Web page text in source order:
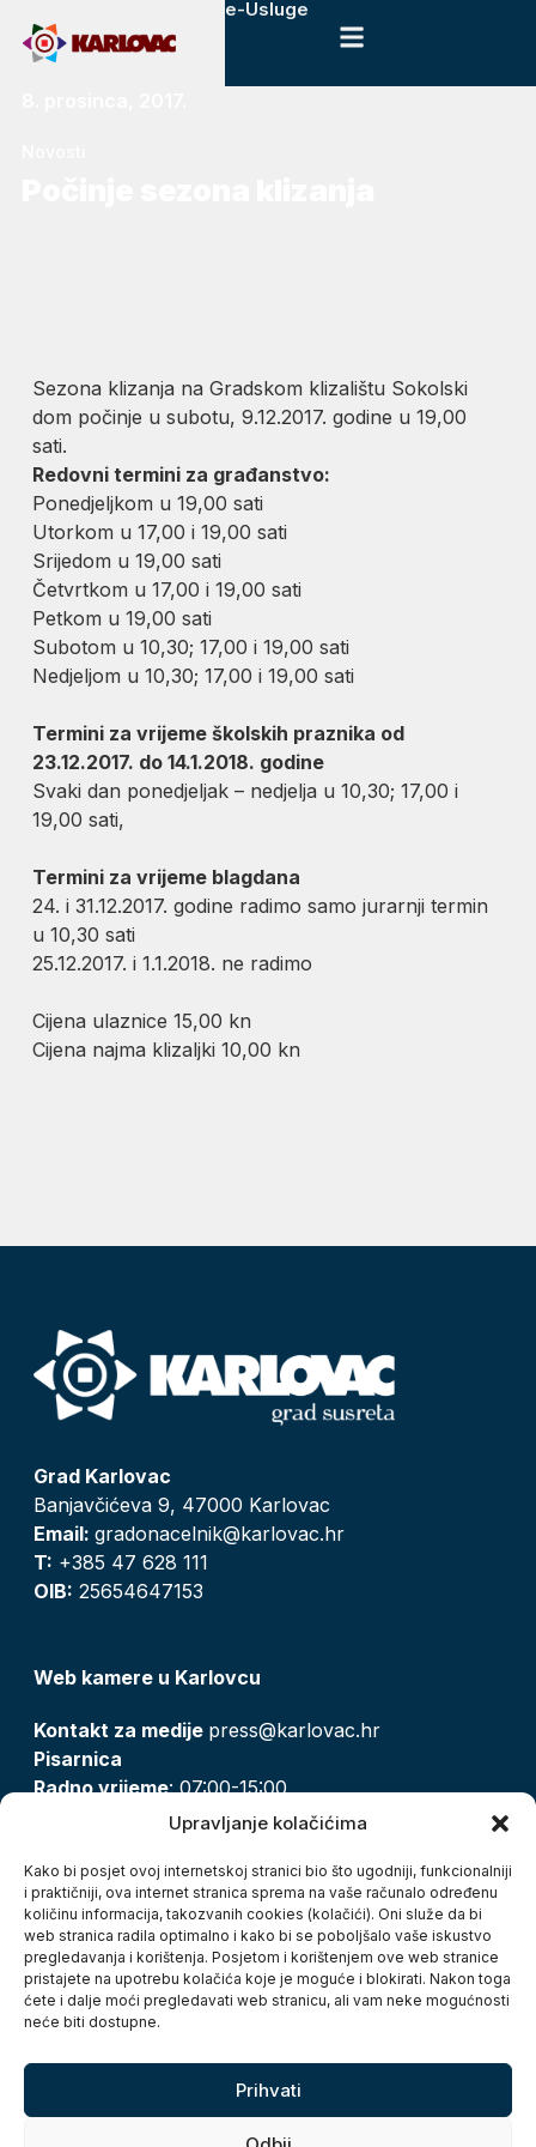
Upravljanje kolačićima
Kako bi posjet ovoj internetskoj stranici bio što ugodniji, funkcionalniji
i praktičniji, ova internet stranica sprema na vaše računalo određenu
količinu informacija, takozvanih cookies (kolačići). Oni služe da bi
web stranica radila optimalno i kako bi se poboljšalo vaše iskustvo
pregledavanja i korištenja. Posjetom i korištenjem ove web stranice
pristajete na upotrebu kolačića koje je moguće i blokirati. Nakon toga
ćete i dalje moći pregledavati web stranicu, ali vam neke mogućnosti
neće biti dostupne.
Prihvati
e-Usluge
Sezona klizanja na Gradskom klizalištu Sokolski
dom počinje u subotu, 9.12.2017. godine u 19,00
sati.
Redovni termini za građanstvo:
Ponedjeljkom u 19,00 sati
Utorkom u 17,00 i 19,00 sati
Srijedom u 19,00 sati
Četvrtkom u 17,00 i 19,00 sati
Petkom u 19,00 sati
Subotom u 10,30; 17,00 i 19,00 sati
Nedjeljom u 10,30; 17,00 i 19,00 sati
Termini za vrijeme školskih praznika od
23.12.2017. do 14.1.2018. godine
Svaki dan ponedjeljak – nedjelja u 10,30; 17,00 i
19,00 sati,
Termini za vrijeme blagdana
24. i 31.12.2017. godine radimo samo jurarnji termin
u 10,30 sati
25.12.2017. i 1.1.2018. ne radimo
Cijena ulaznice 15,00 kn
Cijena najma klizaljki 10,00 kn
Grad Karlovac
Banjavčićeva 9, 47000 Karlovac
Email: gradonacelnik@karlovac.hr
T: +385 47 628 111
OIB: 25654647153
Web kamere u Karlovcu
Kontakt za medije press@karlovac.hr
Pisarnica
Radno vrijeme: 07:00-15:00
pisarnica@karlovac.hr
Zaštita osobnih podataka
Pristup informacijama
Kolačići
Izjava o pristupačnosti
Turistička zajednica grada Karlovca